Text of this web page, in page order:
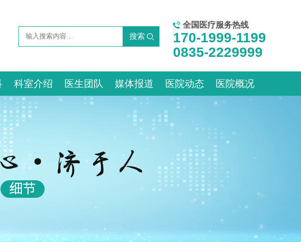
全国医疗服务热线
170-1999-1199
0835-2229999
科室介绍 医生团队 媒体报道 医院动态 医院概况